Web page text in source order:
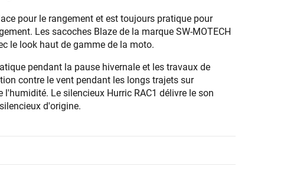
pour le rangement et est toujours pratique pour
Les sacoches Blaze de la marque SW-MOTECH
le look haut de gamme de la moto.
pendant la pause hivernale et les travaux de
contre le vent pendant les longs trajets sur
Le silencieux Hurric RAC1 délivre le son
d'origine.